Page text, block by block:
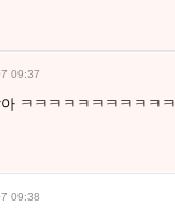
09:37
ㅋㅋㅋㅋㅋㅋㅋㅋㅋㅋㅋ
09:38